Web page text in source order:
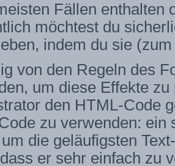
Fällen enthalten
möchtest du
indem du sie
von den Regeln des
um diese Effekte
den HTML-Code
zu verwenden: ein
die geläufigsten
er sehr einfach zu